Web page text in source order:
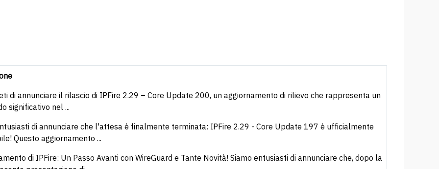
di annunciare il rilascio di IPFire 2.29 – Core Update 200, un aggiornamento di rilievo che rappresenta un
significativo nel ...
di annunciare che l'attesa è finalmente terminata: IPFire 2.29 - Core Update 197 è ufficialmente
Questo aggiornamento ...
di IPFire: Un Passo Avanti con WireGuard e Tante Novità! Siamo entusiasti di annunciare che, dopo la